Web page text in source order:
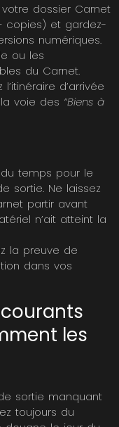
dossier Carnet
copies) et gardez-
numériques.
ou les
du Carnet.
l’itinéraire d’arrivée
voie des “Biens à
du temps pour le
sortie. Ne laissez
partir avant
n’ait atteint la
la preuve de
dans vos
les
sortie manquant
toujours du